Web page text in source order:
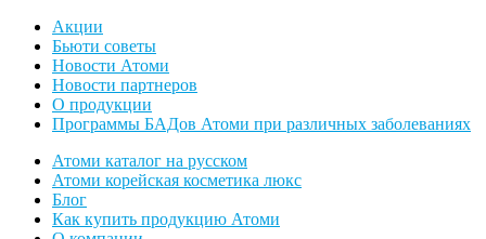
Акции
Бьюти советы
Новости Атоми
Новости партнеров
О продукции
Программы БАДов Атоми при различных заболеваниях
Атоми каталог на русском
Атоми корейская косметика люкс
Блог
Как купить продукцию Атоми